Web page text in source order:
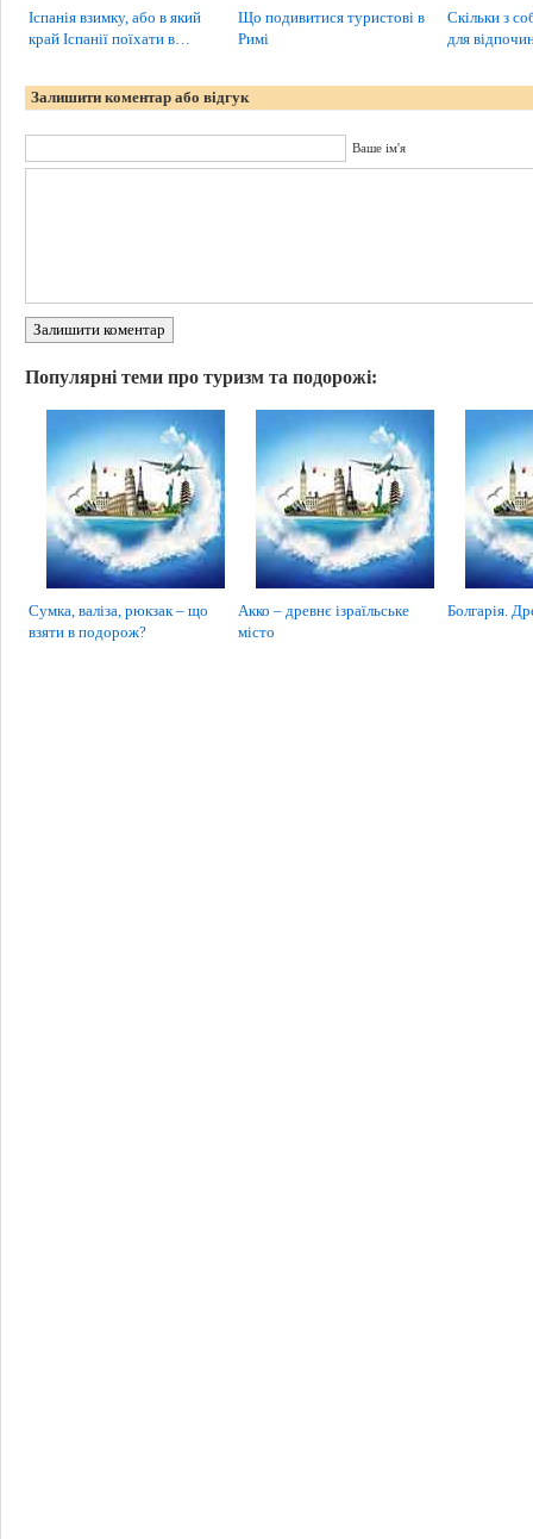
Іспанія взимку, або в який
край Іспанії поїхати в…
Що подивитися туристові в
Римі
Скільки з
для
Залишити коментар або відгук
Ваше ім'я
Залишити коментар
Популярні теми про туризм та подорожі:
Сумка, валіза, рюкзак – що
взяти в подорож?
Акко – древнє ізраїльське
місто
Болгарія.